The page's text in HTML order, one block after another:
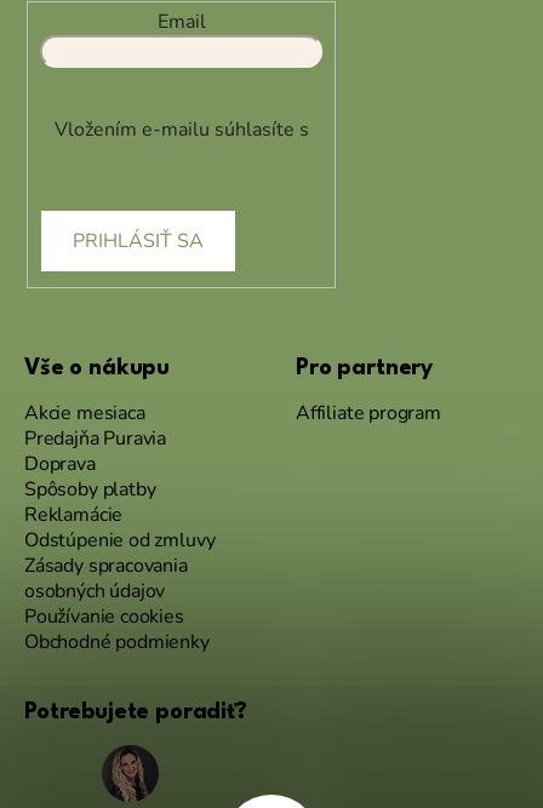
Email
Vložením e-mailu súhlasíte s
PRIHLÁSIŤ SA
Vše o nákupu
Akcie mesiaca
Predajňa Puravia
Doprava
Spôsoby platby
Reklamácie
Odstúpenie od zmluvy
Zásady spracovania
osobných údajov
Používanie cookies
Obchodné podmienky
Pro partnery
Affiliate program
Potrebujete poradiť?